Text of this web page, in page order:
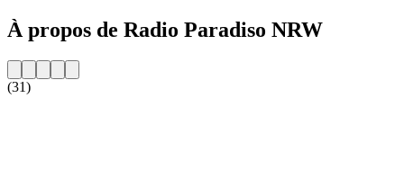
À propos de Radio Paradiso NRW
(31)